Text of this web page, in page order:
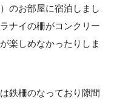
のお部屋に宿泊しまし
ナイの柵がコンクリー
楽しめなかったりしま
鉄柵のなっており隙間